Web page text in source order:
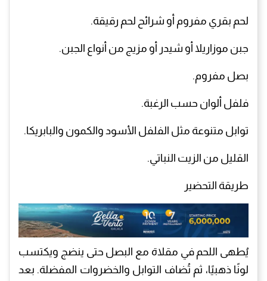
لحم بقري مفروم أو شرائح لحم رقيقة.
جبن موزاريلا أو شيدر أو مزيج من أنواع الجبن.
بصل مفروم.
فلفل ألوان حسب الرغبة.
توابل متنوعة مثل الفلفل الأسود والكمون والبابريكا.
القليل من الزيت النباتي.
طريقة التحضير
يُطهى اللحم في مقلاة مع البصل حتى ينضج ويكتسب
لونًا ذهبيًا، ثم تُضاف التوابل والخضروات المفضلة. بعد